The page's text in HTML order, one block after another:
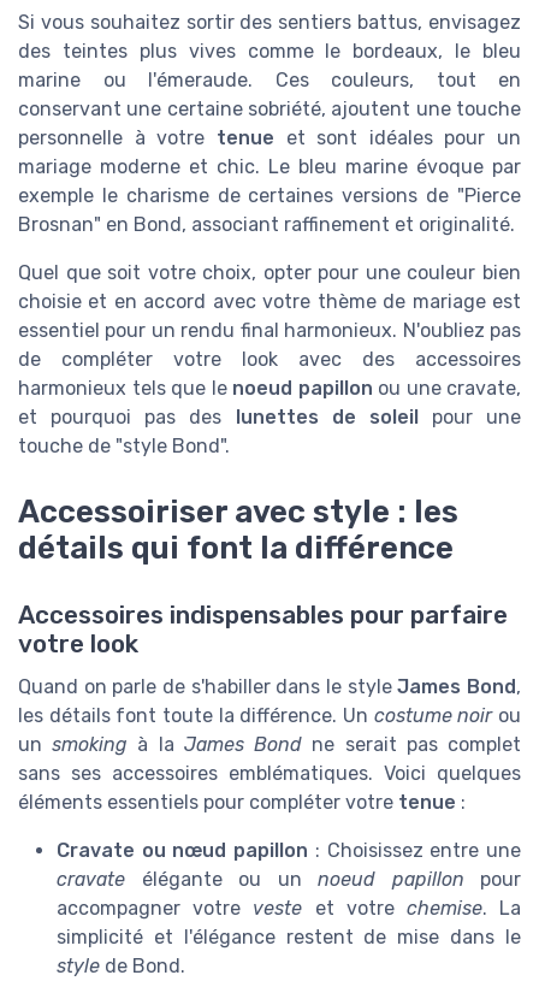
Si vous souhaitez sortir des sentiers battus, envisagez
des teintes plus vives comme le bordeaux, le bleu
marine ou l'émeraude. Ces couleurs, tout en
conservant une certaine sobriété, ajoutent une touche
personnelle à votre tenue et sont idéales pour un
mariage moderne et chic. Le bleu marine évoque par
exemple le charisme de certaines versions de "Pierce
Brosnan" en Bond, associant raffinement et originalité.
Quel que soit votre choix, opter pour une couleur bien
choisie et en accord avec votre thème de mariage est
essentiel pour un rendu final harmonieux. N'oubliez pas
de compléter votre look avec des accessoires
harmonieux tels que le noeud papillon ou une cravate,
et pourquoi pas des
lunettes de soleil
pour une
touche de "style Bond".
Accessoiriser avec style : les
détails qui font la différence
Accessoires indispensables pour parfaire
votre look
Quand on parle de s'habiller dans le styleJames Bond,
les détails font toute la différence. Un costume noirou
unsmoking à la James Bond ne serait pas complet
sans ses accessoires emblématiques. Voici quelques
éléments essentiels pour compléter votre tenue :
Cravate ou nœud papillon : Choisissez entre une
cravate élégante ou un noeud papillon pour
accompagner votre veste et votre chemise. La
simplicité et l'élégance restent de mise dans le
style de Bond.